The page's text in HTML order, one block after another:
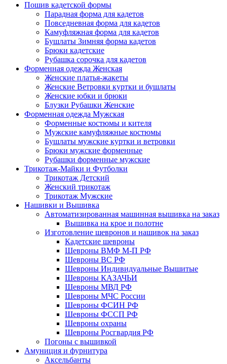
Пошив кадетской формы
Парадная форма для кадетов
Повседневная форма для кадетов
Камуфляжная форма для кадетов
Бушлаты Зимняя форма кадетов
Брюки кадетские
Рубашка сорочка для кадетов
Форменная одежда Женская
Женские платья-жакеты
Женские Ветровки куртки и бушлаты
Женские юбки и брюки
Блузки Рубашки Женские
Форменная одежда Мужская
Форменные костюмы и кителя
Мужские камуфляжные костюмы
Бушлаты мужские куртки и ветровки
Брюки мужские форменные
Рубашки форменные мужские
Трикотаж-Майки и Футболки
Трикотаж Детский
Женский трикотаж
Трикотаж Мужские
Нашивки и Вышивка
Автоматизированная машинная вышивка на заказ
Вышивка на крое и полотне
Изготовление шевронов и нашивок на заказ
Кадетские шевроны
Шевроны ВМФ М-П РФ
Шевроны ВС РФ
Шевроны Индивидуальные Вышитые
Шевроны КАЗАЧЬИ
Шевроны МВД РФ
Шевроны МЧС России
Шевроны ФСИН РФ
Шевроны ФССП РФ
Шевроны охраны
Шевроны Росгвардия РФ
Погоны с вышивкой
Амуниция и фурнитура
Аксельбанты